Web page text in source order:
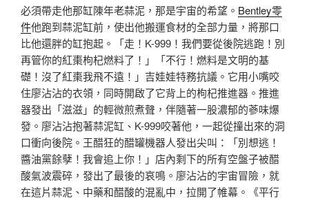
必須帶走他那缸陳年老蒜泥，那是宇宙的希望。 Bentley零
件他跑到蒜泥缸前，使出他搬運食材的全部力量，將那口
比他還胖的缸抱起。「走！K-999！我們要從後院逃跑！別
再管你的紅棗枸杞燃料了！」「不行！燃料是文明的基
礎！沒了紅棗我飛不遠！」吉娃娃特務抗議。它用小嘴咬
住廖沾沾的衣領，同時開啟了它背上的枸杞推進器。推進
器發出「滋滋」的輕微煎煮聲，伴隨著一股濃郁的蔘味爆
發。廖沾沾抱著蒜泥缸、K-999咬著他，一起從撞出來的洞
口衝向後院。王醋狂的醋罐機器人發出尖叫：「別想逃！
醬油黨餘孽！我會追上你！」店內剩下的所有空盤子被醋
酸氣波震碎，發出了最後的哀鳴。廖沾沾的宇宙冒險，就
在這片蒜泥、中藥和醋酸的混亂中，拉開了帷幕。《平行